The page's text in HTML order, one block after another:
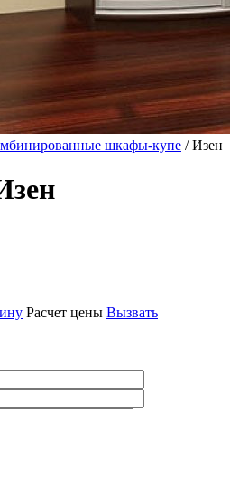
шкафы-купе / Изен
Расчет цены Вызвать